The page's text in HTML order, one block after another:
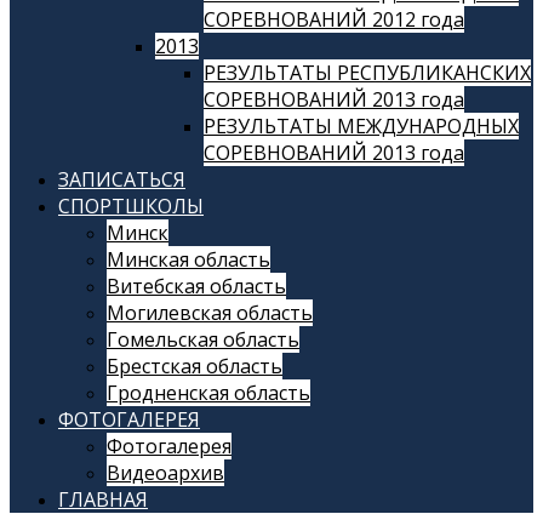
СОРЕВНОВАНИЙ 2012 года
2013
РЕЗУЛЬТАТЫ РЕСПУБЛИКАНСКИХ
СОРЕВНОВАНИЙ 2013 года
РЕЗУЛЬТАТЫ МЕЖДУНАРОДНЫХ
СОРЕВНОВАНИЙ 2013 года
ЗАПИСАТЬСЯ
СПОРТШКОЛЫ
Минск
Минская область
Витебская область
Могилевская область
Гомельская область
Брестская область
Гродненская область
ФОТОГАЛЕРЕЯ
Фотогалерея
Видеоархив
ГЛАВНАЯ